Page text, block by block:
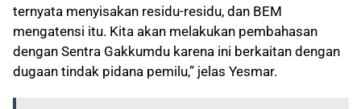
ternyata menyisakan residu-residu, dan BEM
mengatensi itu. Kita akan melakukan pembahasan
dengan Sentra Gakkumdu karena ini berkaitan dengan
dugaan tindak pidana pemilu,” jelas Yesmar.